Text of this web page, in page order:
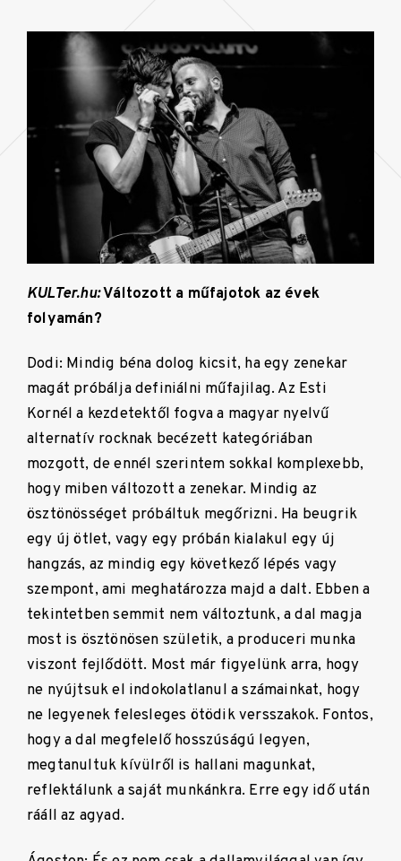
KULTer.hu:Változott a műfajotok az évek
folyamán?
Dodi: Mindig béna dolog kicsit, ha egy zenekar
magát próbálja definiálni műfajilag. Az Esti
Kornél a kezdetektől fogva a magyar nyelvű
alternatív rocknak becézett kategóriában
mozgott, de ennél szerintem sokkal komplexebb,
hogy miben változott a zenekar. Mindig az
ösztönösséget próbáltuk megőrizni. Ha beugrik
egy új ötlet, vagy egy próbán kialakul egy új
hangzás, az mindig egy következő lépés vagy
szempont, ami meghatározza majd a dalt. Ebben a
tekintetben semmit nem változtunk, a dal magja
most is ösztönösen születik, a produceri munka
viszont fejlődött. Most már figyelünk arra, hogy
ne nyújtsuk el indokolatlanul a számainkat, hogy
ne legyenek felesleges ötödik versszakok. Fontos,
hogy a dal megfelelő hosszúságú legyen,
megtanultuk kívülről is hallani magunkat,
reflektálunk a saját munkánkra. Erre egy idő után
rááll az agyad.